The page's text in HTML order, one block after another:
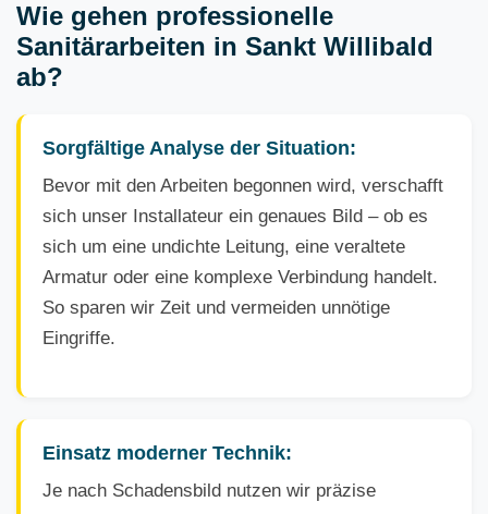
Wie gehen professionelle
Sanitärarbeiten in Sankt Willibald
ab?
Sorgfältige Analyse der Situation:
Bevor mit den Arbeiten begonnen wird, verschafft
sich unser Installateur ein genaues Bild – ob es
sich um eine undichte Leitung, eine veraltete
Armatur oder eine komplexe Verbindung handelt.
So sparen wir Zeit und vermeiden unnötige
Eingriffe.
Einsatz moderner Technik:
Je nach Schadensbild nutzen wir präzise